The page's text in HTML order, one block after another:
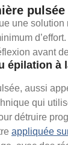
pulsée
une solution
d’effort.
avant
épilation à
aussi
qui
détruire
appliquée